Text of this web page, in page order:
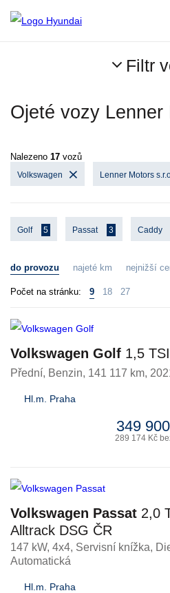
Filtr
Ojeté vozy Lenner
Nalezeno 17 vozů
Volkswagen Lenner Motors
Golf 5 Passat 3 Caddy
do provozu najeté km nejnižší
Počet na stránku: 9 18 27
Volkswagen Golf 1,5
Přední, Benzin, 141 117 km,
Hl.m. Praha
349
289 174 Kč
Volkswagen Passat 2,0
Alltrack DSG ČR
147 kW, 4x4, Servisní knížka,
Automatická
Hl.m. Praha